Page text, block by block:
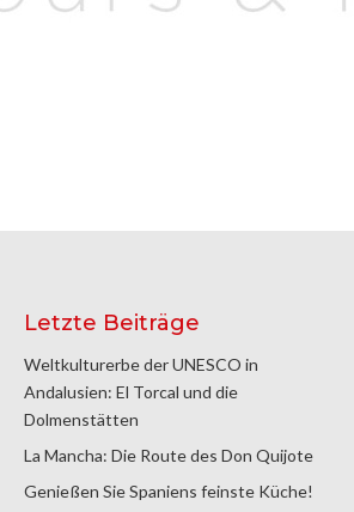
Letzte Beiträge
Weltkulturerbe der UNESCO in
Andalusien: El Torcal und die
Dolmenstätten
La Mancha: Die Route des Don Quijote
Genießen Sie Spaniens feinste Küche!